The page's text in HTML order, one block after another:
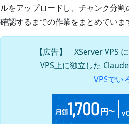
ルをアップロードし、チャンク分
確認するまでの作業をまとめていま
【広告】 XServer VPS
VPS上に独立した
VPSでい